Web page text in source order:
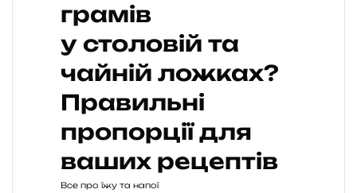
грамів
у столовій та
чайній ложках?
Правильні
пропорції для
ваших рецептів
Все про їжу та напої